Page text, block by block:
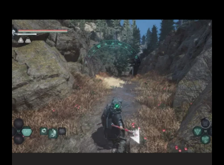
–
DISPERSI
TRA
LE
PALUDI
(PACIFICATORI
INTRAPPOLATI)